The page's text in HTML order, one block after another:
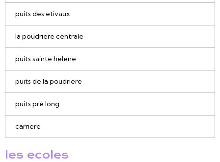
puits des etivaux
la poudriere centrale
puits sainte helene
puits de la poudriere
puits pré long
carriere
les ecoles